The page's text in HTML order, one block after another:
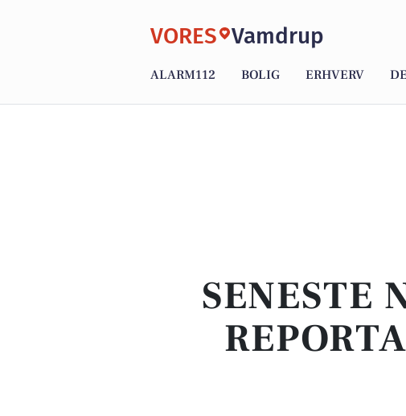
VORES Vamdrup
ALARM112 BOLIG ERHVERV
SENESTE